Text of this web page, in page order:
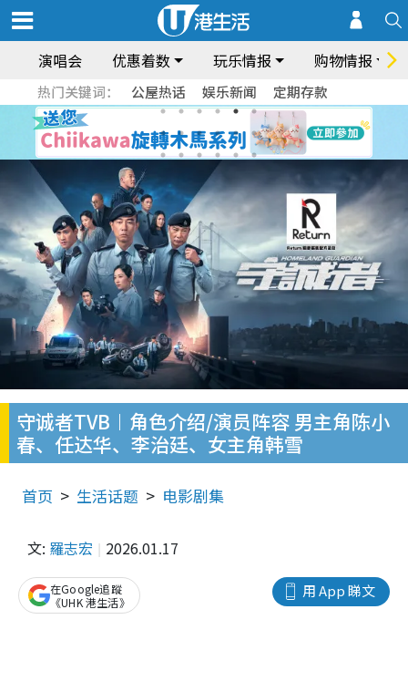
演唱会 优惠着数 玩乐情报 购物情报
热门关键词： 公屋热话 娱乐新闻 定期存款
守诚者TVB︱角色介绍/演员阵容 男主角陈小
春、任达华、李治廷、女主角韩雪
首页 生活话题 电影剧集
文: 羅志宏 2026.01.17
用 App 睇文
在Google追蹤
《UHK 港生活》